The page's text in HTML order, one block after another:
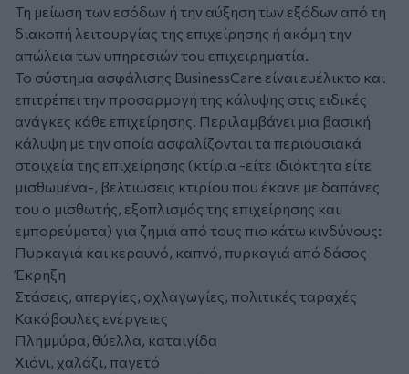
Τη μείωση των εσόδων ή την αύξηση των εξόδων από τη
διακοπή λειτουργίας της επιχείρησης ή ακόμη την
απώλεια των υπηρεσιών του επιχειρηματία.
Το σύστημα ασφάλισης BusinessCare είναι ευέλικτο και
επιτρέπει την προσαρμογή της κάλυψης στις ειδικές
ανάγκες κάθε επιχείρησης. Περιλαμβάνει μια βασική
κάλυψη με την οποία ασφαλίζονται τα περιουσιακά
στοιχεία της επιχείρησης (κτίρια -είτε ιδιόκτητα είτε
μισθωμένα-, βελτιώσεις κτιρίου που έκανε με δαπάνες
του ο μισθωτής, εξοπλισμός της επιχείρησης και
εμπορεύματα) για ζημιά από τους πιο κάτω κινδύνους:
Πυρκαγιά και κεραυνό, καπνό, πυρκαγιά από δάσος
Έκρηξη
Στάσεις, απεργίες, οχλαγωγίες, πολιτικές ταραχές
Κακόβουλες ενέργειες
Πλημμύρα, θύελλα, καταιγίδα
Χιόνι, χαλάζι, παγετό